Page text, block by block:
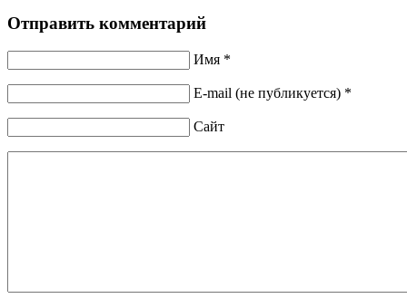
Отправить комментарий
Имя *
E-mail (не публикуется) *
Сайт